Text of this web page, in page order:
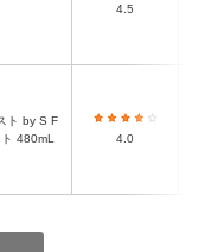
4.5
480mL
4.0